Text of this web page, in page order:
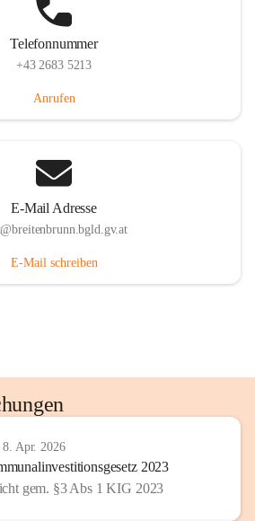
Telefonnummer
+43 2683 5213
Anrufen
E-Mail Adresse
E-Mail schreiben
Apr. 2026
2023
gem. §3 Abs 1 KIG 2023